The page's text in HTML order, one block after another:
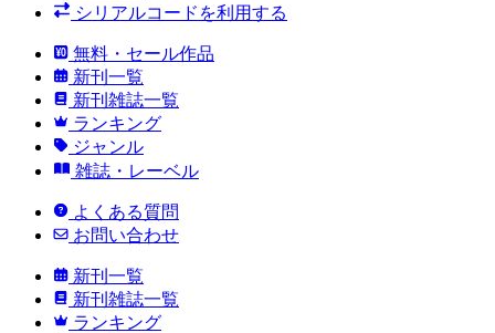
シリアルコードを利用する
無料・セール作品
新刊一覧
新刊雑誌一覧
ランキング
ジャンル
雑誌・レーベル
よくある質問
お問い合わせ
新刊一覧
新刊雑誌一覧
ランキング